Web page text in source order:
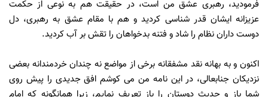
فرموديد، رهبرى عشق من است، در حقيقت هم به نوعى از حكمت
عزيزانه ايشان قدر شناسى كرديد و هم با مقام عشق به رهبرى، دل
دوست داران نظام را شاد و فتنه بدخواهان را تقش بر آب كرديد.
اكنون و به بهانه نقد مشفقانه برخى از مواضع نه چندان خردمندانه بعضى
نزديكان جنابعالى، در اين نامه من مى كوشم افق جديدى را پيش روى